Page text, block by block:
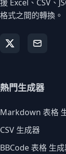
援 Excel、CSV、
格式之間的轉換。
熱門生成器
Markdown 表格
CSV 生成器
BBCode 表格 生